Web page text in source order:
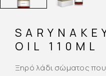
OIL 110ML
Ξηρό λάδι σώματος